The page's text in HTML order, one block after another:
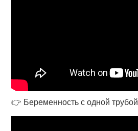
👉 Беременность с одной трубой